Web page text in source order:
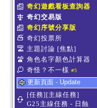
奇幻遊戲看板查詢器
奇幻交易版
奇幻序號分享版
奇幻投票所
主題討論 [焦點]
角色名字顏色計算器
奇怪？不一樣 #5
更新頁面 - Update
[任務][主線任務]
G25主線任務 - 日蝕